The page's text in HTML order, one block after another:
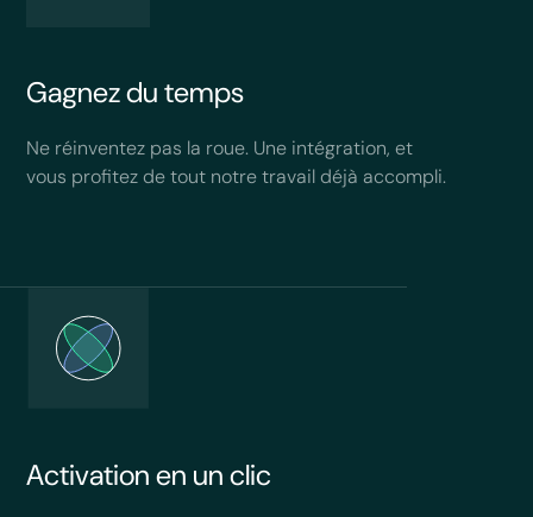
Gagnez du temps
Ne réinventez pas la roue. Une intégration, et
vous profitez de tout notre travail déjà accompli.
Activation en un clic